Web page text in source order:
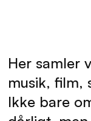
Her samler
musik, film,
Ikke bare